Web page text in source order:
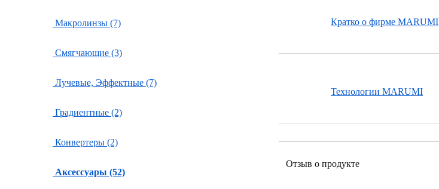
Макролинзы (7)
Смягчающие (3)
Лучевые, Эффектные (7)
Градиентные (2)
Конвертеры (2)
Аксессуары (52)
Кратко о фирме MARUMI
Технологии MARUMI
Отзыв о продукте